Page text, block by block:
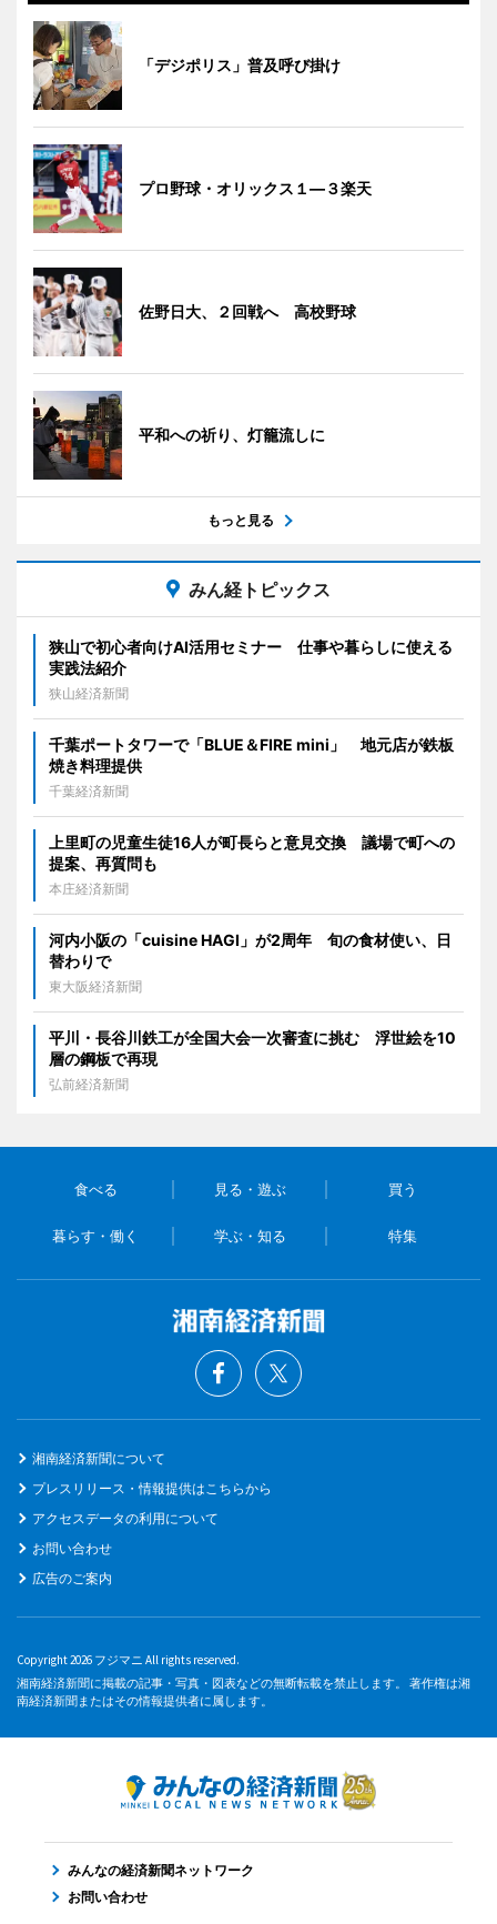
「デジポリス」普及呼び掛け
プロ野球・オリックス１―３楽天
佐野日大、２回戦へ 高校野球
平和への祈り、灯籠流しに
もっと見る
みん経トピックス
狭山で初心者向けAI活用セミナー 仕事や暮らしに使える
実践法紹介
狭山経済新聞
千葉ポートタワーで「BLUE＆FIRE mini」 地元店が鉄板
焼き料理提供
千葉経済新聞
上里町の児童生徒16人が町長らと意見交換 議場で町への
提案、再質問も
本庄経済新聞
河内小阪の「cuisine HAGI」が2周年 旬の食材使い、日
替わりで
東大阪経済新聞
平川・長谷川鉄工が全国大会一次審査に挑む 浮世絵を10
層の鋼板で再現
弘前経済新聞
食べる 見る・遊ぶ 買う
暮らす・働く 学ぶ・知る 特集
湘南経済新聞について
プレスリリース・情報提供はこちらから
アクセスデータの利用について
お問い合わせ
広告のご案内
Copyright 2026 フジマニ All rights reserved.
湘南経済新聞に掲載の記事・写真・図表などの無断転載を禁止します。 著作権は湘
南経済新聞またはその情報提供者に属します。
みんなの経済新聞ネットワーク
お問い合わせ